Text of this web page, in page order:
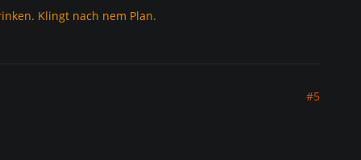
Klingt nach nem Plan.
#5